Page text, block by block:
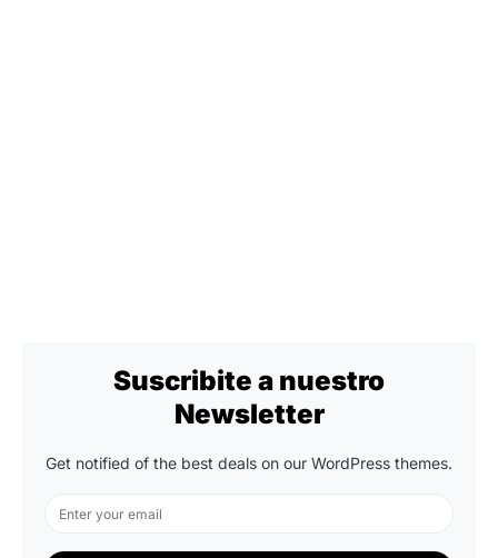
Suscribite a nuestro
Newsletter
Get notified of the best deals on our WordPress themes.